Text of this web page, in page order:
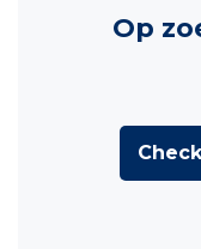
Op